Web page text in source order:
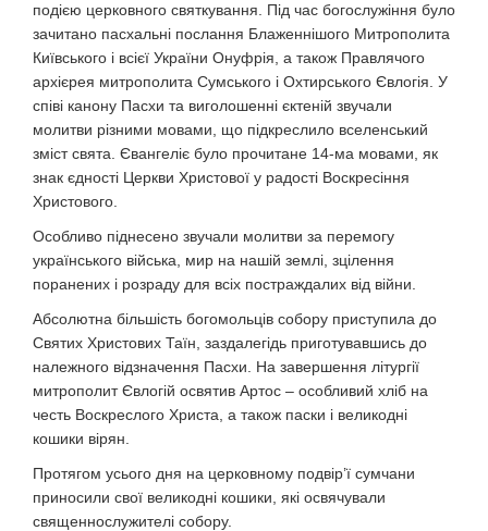
подією церковного святкування. Під час богослужіння було
зачитано пасхальні послання Блаженнішого Митрополита
Київського і всієї України Онуфрія, а також Правлячого
архієрея митрополита Сумського і Охтирського Євлогія. У
співі канону Пасхи та виголошенні єктеній звучали
молитви різними мовами, що підкреслило вселенський
зміст свята. Євангеліє було прочитане 14-ма мовами, як
знак єдності Церкви Христової у радості Воскресіння
Христового.
Особливо піднесено звучали молитви за перемогу
українського війська, мир на нашій землі, зцілення
поранених і розраду для всіх постраждалих від війни.
Абсолютна більшість богомольців собору приступила до
Святих Христових Таїн, заздалегідь приготувавшись до
належного відзначення Пасхи. На завершення літургії
митрополит Євлогій освятив Артос – особливий хліб на
честь Воскреслого Христа, а також паски і великодні
кошики вірян.
Протягом усього дня на церковному подвір’ї сумчани
приносили свої великодні кошики, які освячували
священнослужителі собору.